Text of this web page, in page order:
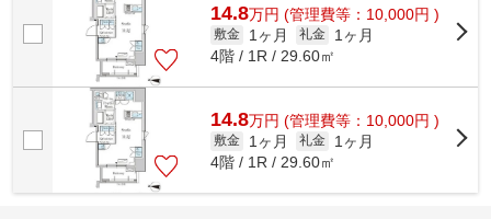
14.8万円 (管理費等：10,000円 )
敷金 1ヶ月 礼金
1ヶ月
4階 / 1R / 29.60㎡
14.8万円 (管理費等：10,000円 )
敷金 1ヶ月 礼金
1ヶ月
4階 / 1R / 29.60㎡